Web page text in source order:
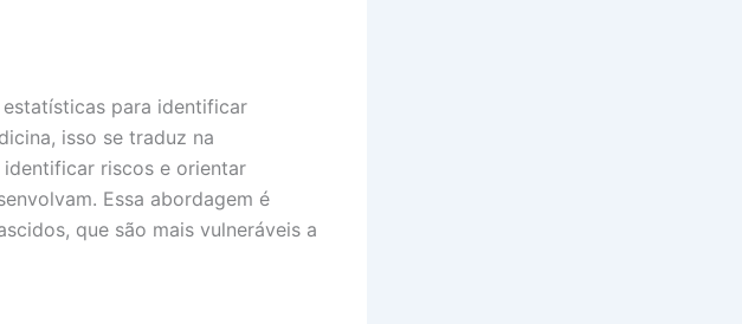
para identificar
isso se traduz na
riscos e orientar
Essa abordagem é
que são mais vulneráveis a